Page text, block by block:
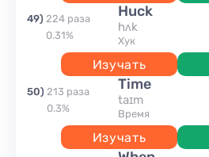
49) 224 раза
0.31%
Huck
hʌk
хук
Изучать
50) 213 раза
0.3%
time
taɪm
время
Изучать